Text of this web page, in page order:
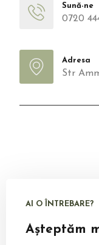
Sună-ne
0720
Adresa
Str
AI O ÎNTREBARE?
Așteptăm